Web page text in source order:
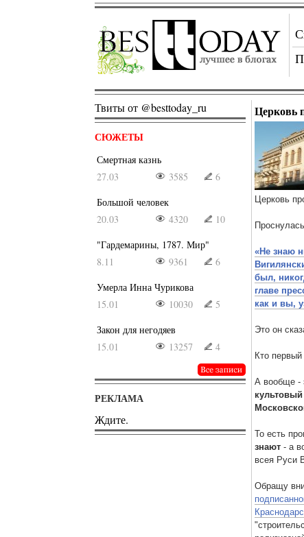
Твиты от @besttoday_ru
СЮЖЕТЫ
Смертная казнь
27.03
3585
6
Большой человек
20.03
4320
10
"Гардемарины, 1787. Мир"
8.11
9361
6
Умерла Инна Чурикова
15.01
10030
5
Закон для негодяев
15.01
13257 4
РЕКЛАМА
Ждите.
Церковь
Церковь
«Не знаю
был,
главе
как и вы,
Это он
Кто первый
А вообще -
То есть
знают - а
всея Руси
Обращу